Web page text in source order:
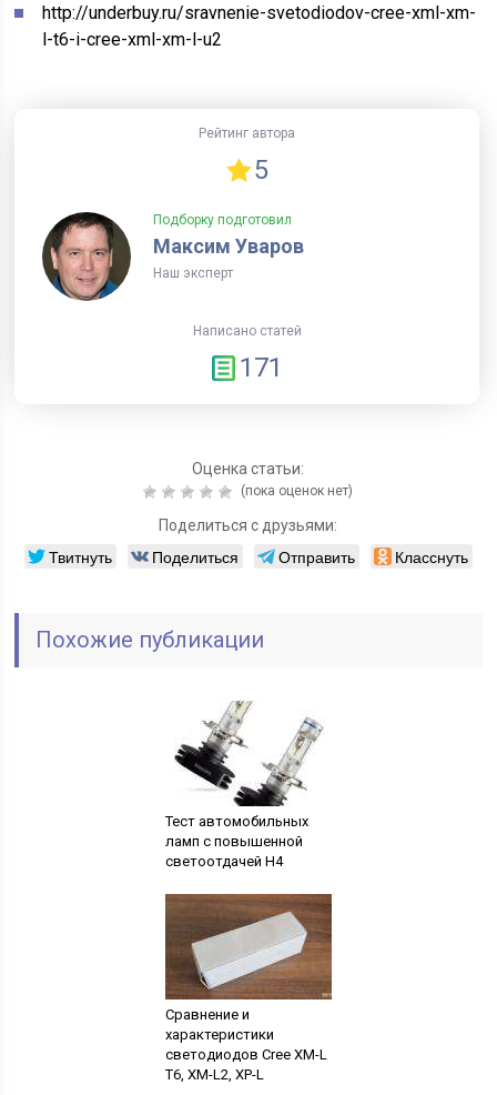
http://underbuy.ru/sravnenie-svetodiodov-cree-xml-xm-
l-t6-i-cree-xml-xm-l-u2
Рейтинг автора
5
Подборку подготовил
Максим Уваров
Наш эксперт
Написано статей
171
Оценка статьи:
(пока оценок нет)
Поделиться с друзьями:
Твитнуть Поделиться Отправить Класснуть
Похожие публикации
Тест автомобильных
ламп с повышенной
светоотдачей H4
Сравнение и
характеристики
светодиодов Cree XM-L
T6, XM-L2, XP-L